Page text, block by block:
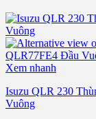
Xem nhanh
Isuzu QLR 230
Vuông